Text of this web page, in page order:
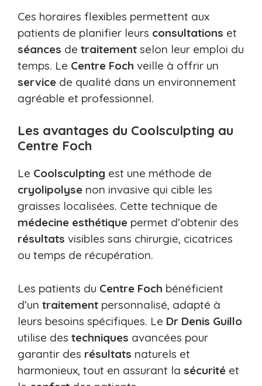
Ces horaires flexibles permettent aux
patients de planifier leurs consultations et
séances de traitement selon leur emploi du
temps. Le Centre Foch veille à offrir un
service de qualité dans un environnement
agréable et professionnel.
Les avantages du Coolsculpting au
Centre Foch
Le Coolsculpting est une méthode de
cryolipolyse non invasive qui cible les
graisses localisées. Cette technique de
médecine esthétique permet d’obtenir des
résultats visibles sans chirurgie, cicatrices
ou temps de récupération.
Les patients du Centre Foch bénéficient
d’un traitement personnalisé, adapté à
leurs besoins spécifiques. Le Dr Denis Guillo
utilise des techniques avancées pour
garantir des résultats naturels et
harmonieux, tout en assurant la sécurité et